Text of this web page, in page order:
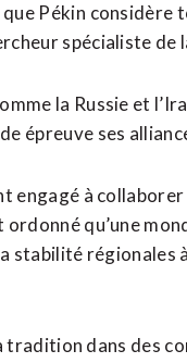
Pékin
spécialiste
la Russie et
​épreuve ses
engagé à
qu’une
stabilité
tradition dans des